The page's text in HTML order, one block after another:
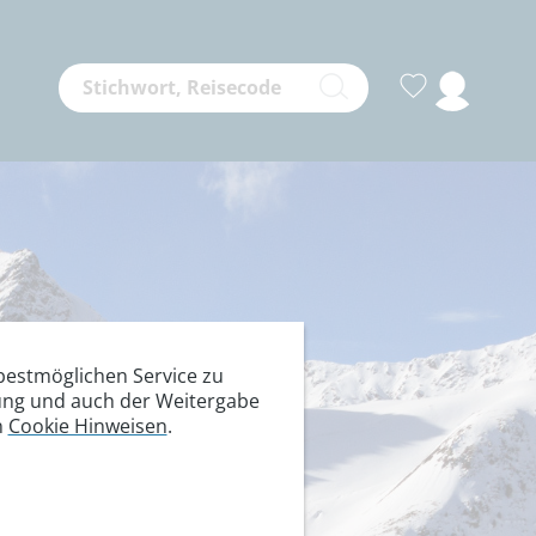
Service zu
und auch der Weitergabe
Cookie Hinweisen.